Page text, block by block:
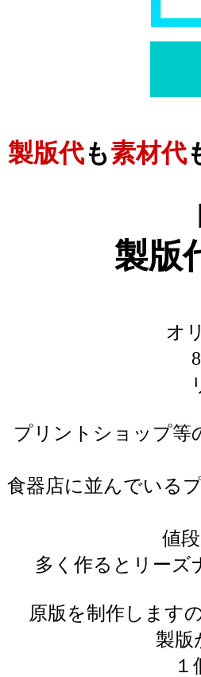
製版代も素材代
製版
オ
プリントショップ等
食器店に並んでいる
値
多く作るとリー
原版を制作します
製版